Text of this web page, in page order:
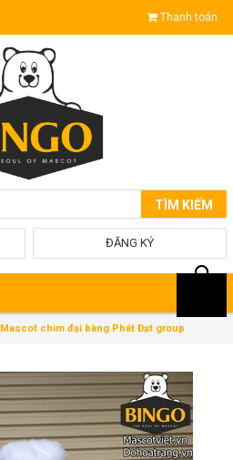
Thanh toán
TÌM KIẾM
ĐĂNG KÝ
Mascot chim đại bàng Phát Đạt group